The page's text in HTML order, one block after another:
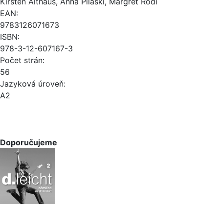
EAN:
9783126071673
ISBN:
978-3-12-607167-3
Počet strán:
56
Jazyková úroveň:
A2
Doporučujeme